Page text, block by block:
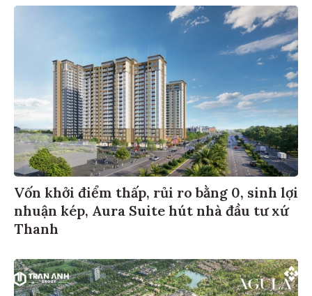
Vốn khởi điểm thấp, rủi ro bằng 0, sinh lợi
nhuận kép, Aura Suite hút nhà đầu tư xứ
Thanh